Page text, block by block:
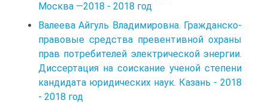
Москва —2018 - 2018 год
Валеева Айгуль Владимировна. Гражданско-
правовые средства превентивной охраны
прав потребителей электрической энергии.
Диссертация на соискание ученой степени
кандидата юридических наук. Казань - 2018
- 2018 год